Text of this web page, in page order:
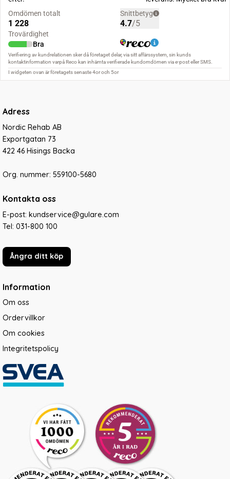
Adress
Nordic Rehab AB
Exportgatan 73
422 46 Hisings Backa
Org. nummer: 559100-5680
Kontakta oss
E-post: kundservice@gulare.com
Tel: 031-800 100
Ångra ditt köp
Information
Om oss
Ordervillkor
Om cookies
Integritetspolicy